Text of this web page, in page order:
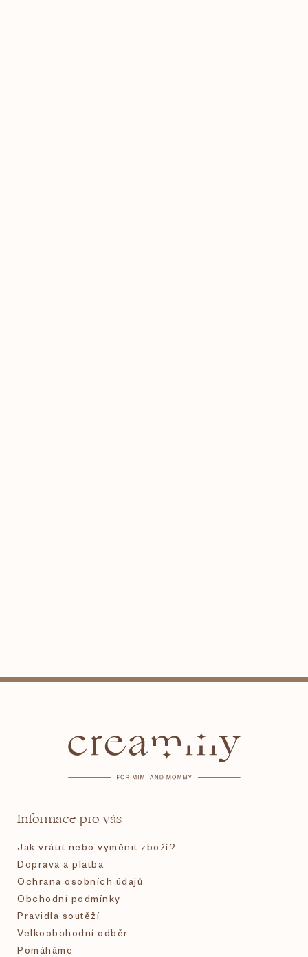
Informace pro vás
Jak vrátit nebo vyměnit zboží?
Doprava a platba
Ochrana osobních údajů
Obchodní podmínky
Pravidla soutěží
Velkoobchodní odběr
Pomáháme